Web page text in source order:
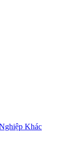
Khác